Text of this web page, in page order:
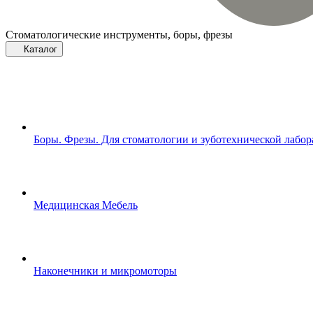
Стоматологические инструменты, боры, фрезы
Каталог
Боры. Фрезы. Для стоматологии и зуботехнической
Медицинская Мебель
Наконечники и микромоторы